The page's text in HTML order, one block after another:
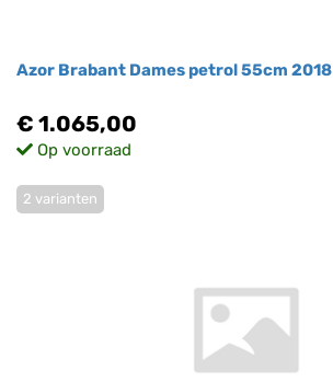
Azor Brabant Dames petrol 55cm 2018
€ 1.065,00
Op voorraad
2 varianten